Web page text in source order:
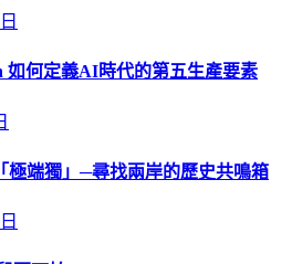
何定義AI時代的第五生產要素
極端獨」─尋找兩岸的歷史共鳴箱